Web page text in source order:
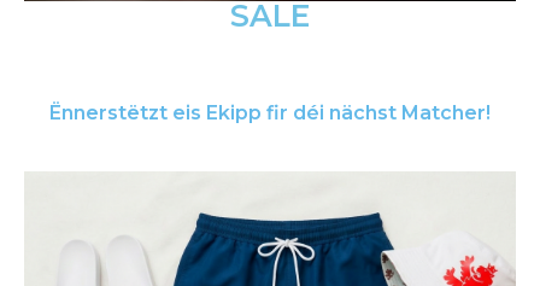
SALE
Ënnerstëtzt eis Ekipp fir déi nächst Matcher!